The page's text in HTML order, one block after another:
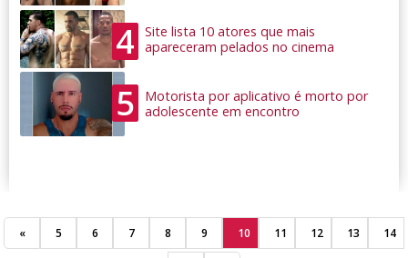
4
Site lista 10 atores que mais
apareceram pelados no cinema
5
Motorista por aplicativo é morto por
adolescente em encontro
« 5 6 7 8 9 10 11 12 13 14